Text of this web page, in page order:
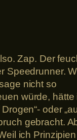
Zap. Der
Speedrunner.
nicht so
würde, hätte
oder
gebracht.
ich